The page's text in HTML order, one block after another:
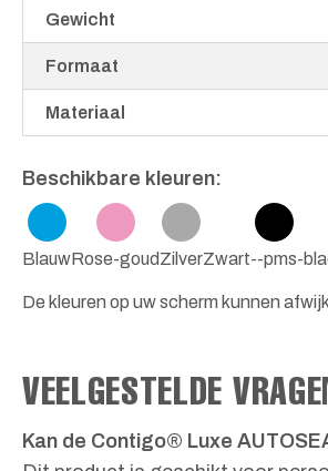
Gewicht
Formaat
Materiaal
Beschikbare kleuren:
BlauwRose-goudZilverZwart--pms-
De kleuren op uw scherm kunnen
VEELGESTELDE
Kan de Contigo® Luxe